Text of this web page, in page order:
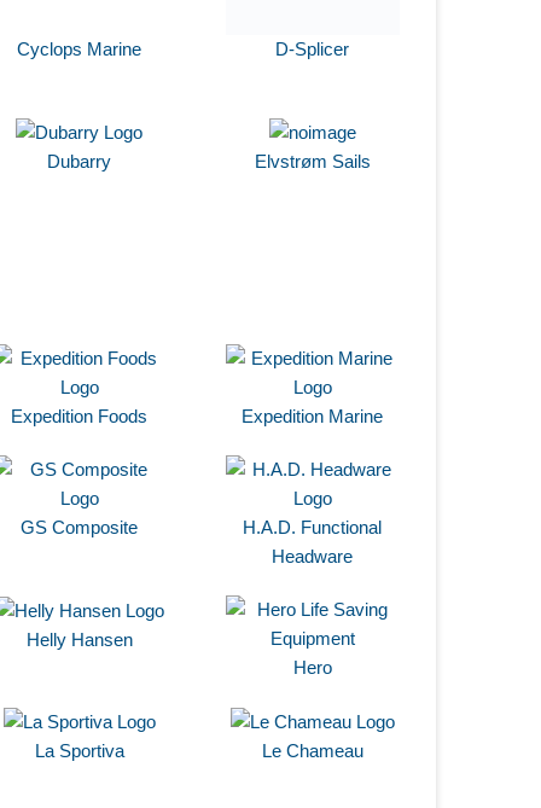
Cyclops Marine D-Splicer
Dubarry Elvstrøm Sails
Expedition Foods
Expedition Marine
GS Composite
H.A.D. Functional
Headware
Helly Hansen
Hero
La Sportiva Le Chameau